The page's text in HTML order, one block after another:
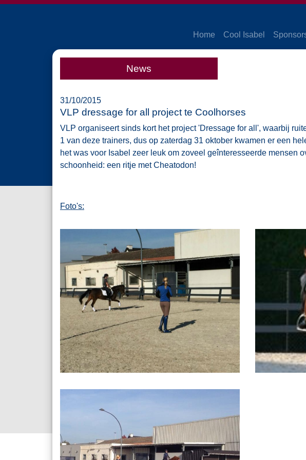
Home Cool Isabel
News
31/10/2015
VLP dressage for all project te Coolhorses
VLP organiseert sinds kort het project 'Dressage for all', waarbij
1 van deze trainers, dus op zaterdag 31 oktober kwamen er een
het was voor Isabel zeer leuk om zoveel geînteresseerde mensen
schoonheid: een ritje met Cheatodon!
Foto's: